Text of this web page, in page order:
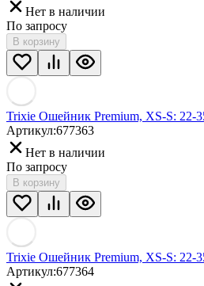
Нет в наличии
По запросу
В корзину
Trixie Ошейник Premium, XS-S: 22-
Артикул:677363
Нет в наличии
По запросу
В корзину
Trixie Ошейник Premium, XS-S: 22-
Артикул:677364